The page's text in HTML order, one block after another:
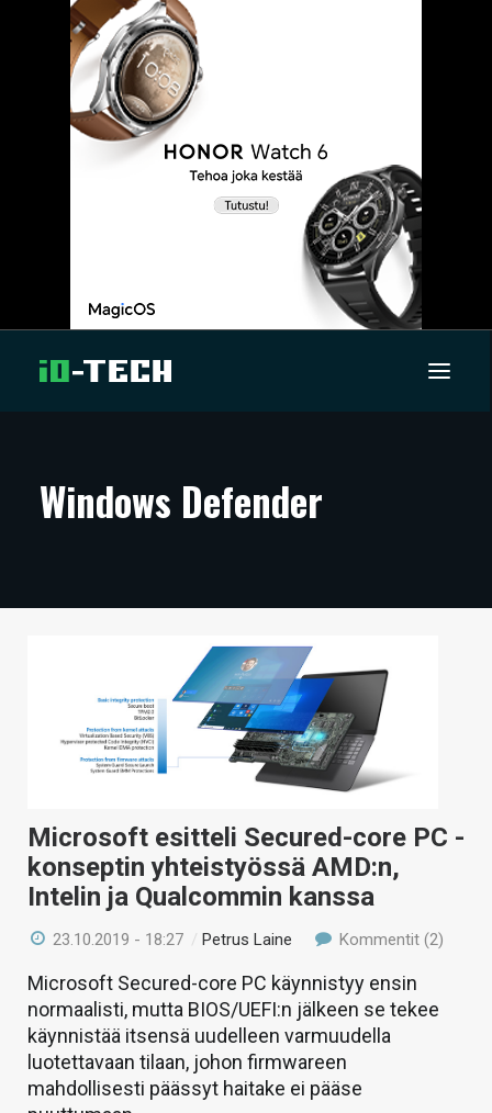
ARTIKKELIT
TECHBBS
KAUPPA
HAKU
Windows Defender
Microsoft esitteli Secured-core PC -
konseptin yhteistyössä AMD:n,
Intelin ja Qualcommin kanssa
23.10.2019 - 18:27 /Petrus Laine Kommentit (2)
Microsoft Secured-core PC käynnistyy ensin
normaalisti, mutta BIOS/UEFI:n jälkeen se tekee
käynnistää itsensä uudelleen varmuudella
luotettavaan tilaan, johon firmwareen
mahdollisesti päässyt haitake ei pääse